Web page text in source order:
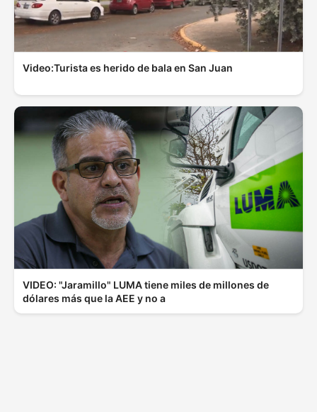
Video:Turista es herido de bala en San Juan
VIDEO: "Jaramillo" LUMA tiene miles de millones de
dólares más que la AEE y no a